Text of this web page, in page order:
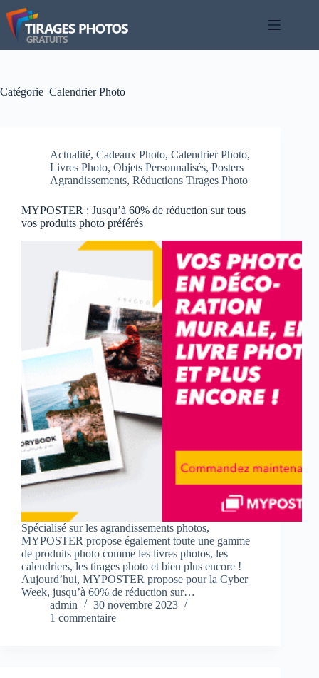
Passer
au
contenu
Catégorie Calendrier Photo
Actualité, Cadeaux Photo, Calendrier Photo,
Livres Photo, Objets Personnalisés, Posters
Agrandissements, Réductions Tirages Photo
MYPOSTER : Jusqu’à 60% de réduction sur tous
vos produits photo préférés
Spécialisé sur les agrandissements photos,
MYPOSTER propose également toute une gamme
de produits photo comme les livres photos, les
calendriers, les tirages photo et bien plus encore !
Aujourd’hui, MYPOSTER propose pour la Cyber
Week, jusqu’à 60% de réduction sur…
admin
30 novembre 2023
1 commentaire